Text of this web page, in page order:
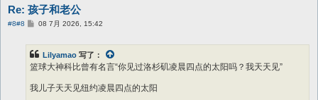
Re: 孩子和老公
#8#8
帖
08 7月 2026, 15:42
Lilyamao 写了：
篮球大神科比曾有名言“你见过洛杉矶凌晨四点的太阳吗？我天天见”
我儿子天天见纽约凌晨四点的太阳